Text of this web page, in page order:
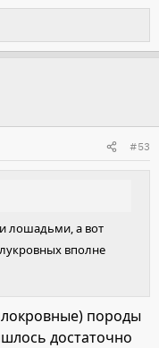
#53
лошадьми, а вот
вполне
породы
достаточно